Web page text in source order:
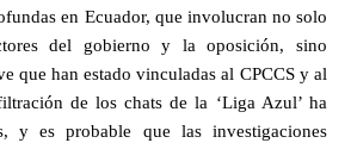
en Ecuador, que involucran no solo
del gobierno y la oposición, sino
que han estado vinculadas al CPCCS y al
de los chats de la ‘Liga Azul’ ha
y es probable que las investigaciones